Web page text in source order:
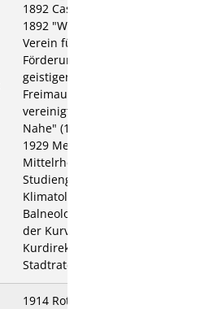
1892 Casino-Gesellschaft,
1892 "Wissenschaftlicher
Verein für Pflege und
Förderung der gesamten
geistigen Interessen";
Freimaurerloge "Die
vereinigten Freunde der
Nahe" (1892-1935, 1905-
1929 Meister vom Stuhl);
Mittelrheinische
Studiengesellschaft für
Klimatologie und
Balneologie; Mitarbeiter
der Kurverwaltung, 1917
Kurdirektor; Mitglied des
Stadtrates.
1914 Roter-Adler-Orden;